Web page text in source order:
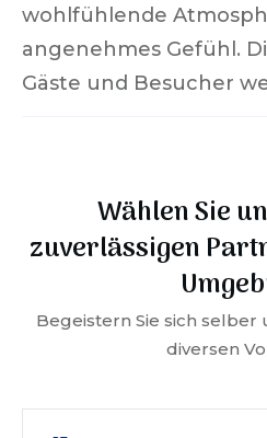
wohlfühlende
angenehmes Gefühl.
Gäste und Besucher
Wählen Sie
zuverlässigen
Begeistern Sie sich selber
diversen